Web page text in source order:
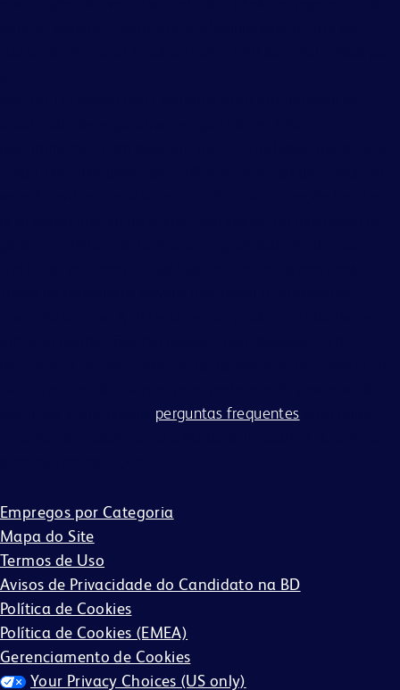
perguntas frequentes
Empregos por Categoria
Mapa do Site
Termos de Uso
Avisos de Privacidade do Candidato na BD
Política de Cookies
Política de Cookies (EMEA)
Gerenciamento de Cookies
Your Privacy Choices (US only)